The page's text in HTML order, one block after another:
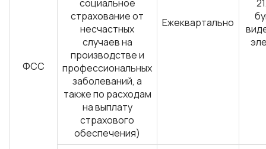
ФСС
социальное
страхование от
несчастных
случаев на
производстве и
профессиональных
заболеваний, а
также по расходам
на выплату
страхового
обеспечения)
Ежеквартально